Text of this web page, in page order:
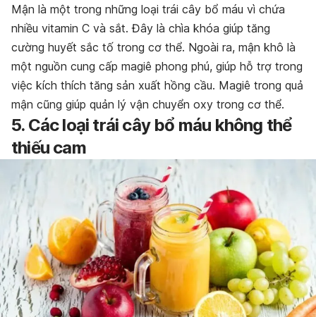
Mận là một trong những loại trái cây bổ máu vì chứa
nhiều vitamin C và sắt. Đây là chìa khóa giúp tăng
cường huyết sắc tố trong cơ thể. Ngoài ra, mận khô là
một nguồn cung cấp magiê phong phú, giúp hỗ trợ trong
việc kích thích tăng sản xuất hồng cầu. Magiê trong quả
mận cũng giúp quản lý vận chuyển oxy trong cơ thể.
5. Các loại trái cây bổ máu không thể
thiếu cam